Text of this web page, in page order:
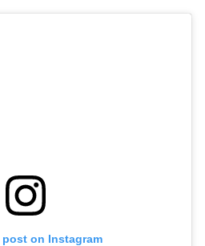
on Instagram